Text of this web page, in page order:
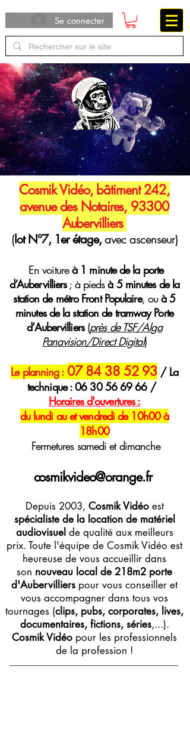
Se connecter
Cosmik Vidéo, bâtiment 242,
avenue des Notaires, 93300
Aubervilliers
(lot N°7, 1er étage,avec ascenseur)
En voitureà 1 minute de la porte
d’Aubervilliers; à piedsà 5 minutes de la
station de métro Front Populaire, ouà 5
minutes de la station de tramway Porte
d’Aubervilliers(près de TSF/Alga
Panavision/Direct Digital)
Le planning : 07 84 38 52 93 / La
technique :06 30 56 69 66/
Horairesd'ouvertures :
du lundi au et vendredi de 10h00 à
18h00
Fermetures samedi et dimanche
cosmikvideo@orange.fr
Depuis 2003, Cosmik Vidéoest
spécialiste de la location de matériel
audiovisuel de qualité aux meilleurs
prix. Toute l'équipe de Cosmik Vidéo est
heureuse de vous accueillir dans
son nouveau local de 218m2 porte
d'Aubervilliers pour vous conseiller et
vous accompagner dans tous vos
tournages (clips, pubs, corporates, lives,
documentaires, fictions, séries,...).
Cosmik Vidéo pour les professionnels
de la profession !